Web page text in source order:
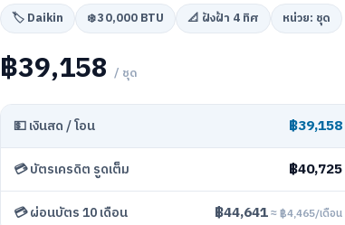
🏷️ Daikin ❄️ 30,000 BTU 📐 ฝังฝ้า 4 ทิศ หน่วย: ชุด
฿39,158 / ชุด
💵 เงินสด / โอน ฿39,158
💳 บัตรเครดิต รูดเต็ม ฿40,725
💳 ผ่อนบัตร 10 เดือน ฿44,641≈ ฿4,465/เดือน